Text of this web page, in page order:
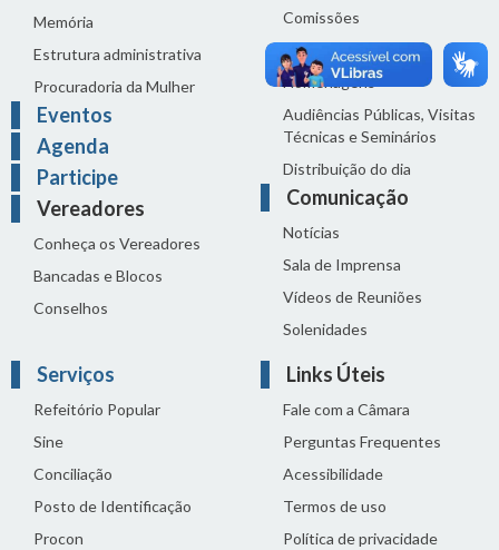
Memória
Estrutura administrativa
Procuradoria da Mulher
Eventos
Agenda
Participe
Vereadores
Conheça os Vereadores
Bancadas e Blocos
Conselhos
Comissões
Ciclo Orçamentário
Homenagens
Audiências Públicas, Visitas
Técnicas e Seminários
Distribuição do dia
Comunicação
Notícias
Sala de Imprensa
Vídeos de Reuniões
Solenidades
Serviços
Refeitório Popular
Sine
Conciliação
Posto de Identificação
Procon
Links Úteis
Fale com a Câmara
Perguntas Frequentes
Acessibilidade
Termos de uso
Política de privacidade